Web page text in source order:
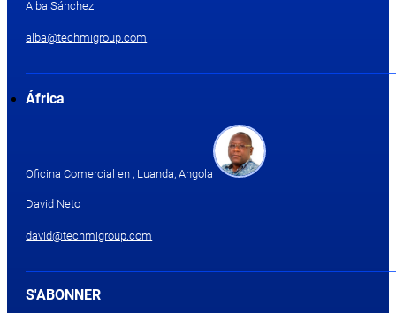
Alba Sánchez
alba@techmigroup.com
África
Oficina Comercial en , Luanda, Angola
David Neto
david@techmigroup.com
S'ABONNER